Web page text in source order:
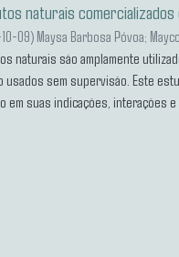
naturais
09) Maysa Barbosa Póvoa;
naturais são amplamente
usados sem supervisão. Este
em suas indicações, interações